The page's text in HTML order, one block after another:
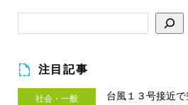
注目記事
社会・一般
台風１３号接近